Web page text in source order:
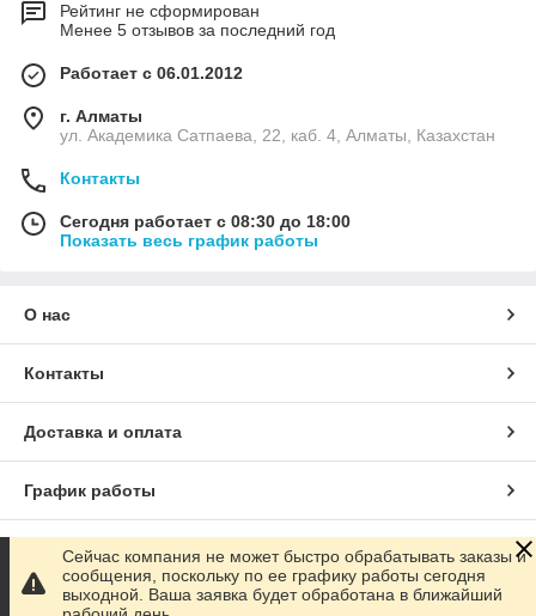
Рейтинг не сформирован
Менее 5 отзывов за последний год
Работает с 06.01.2012
г. Алматы
ул. Академика Сатпаева, 22, каб. 4, Алматы, Казахстан
Контакты
Сегодня работает с 08:30 до 18:00
Показать весь график работы
О нас
Контакты
Доставка и оплата
График работы
Полная версия сайта
Сайт создан на маркетплейсе Satu.kz
Сейчас компания не может быстро обрабатывать заказы и
сообщения, поскольку по ее графику работы сегодня
выходной. Ваша заявка будет обработана в ближайший